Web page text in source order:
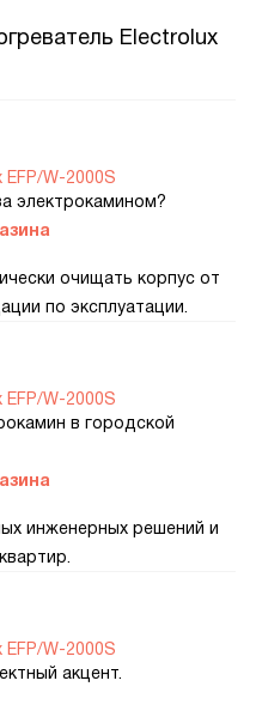
Electrolux
W-2000S
электрокамином?
очищать корпус от
по эксплуатации.
W-2000S
в городской
инженерных решений и
W-2000S
акцент.